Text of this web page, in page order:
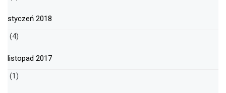
styczeń 2018
(4)
listopad 2017
(1)